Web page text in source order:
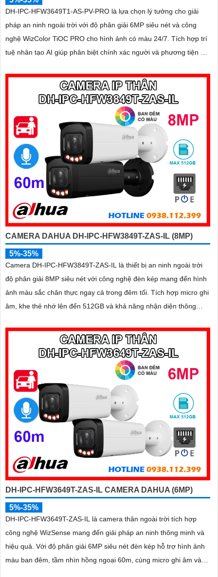
DH-IPC-HFW3649T1-AS-PV-PRO là lựa chọn lý tưởng cho giải
pháp an ninh ngoài trời với độ phân giải 6MP siêu nét và công
nghệ WizColor TiOC PRO cho hình ảnh có màu 24/7. Tích hợp trí
tuệ nhân tạo AI giúp phân biệt chính xác người và phương tiện hỗ
512GB
CAMERA DAHUA DH-IPC-HFW3849T-ZAS-IL (8MP)
5%-35%
Camera DH-IPC-HFW3849T-ZAS-IL là thiết bị an ninh ngoài trời
độ phân giải 8MP siêu nét với công nghệ đèn kép mang đến hình
ảnh màu sắc chân thực ngay cả trong đêm tối. Tích hợp micro ghi
âm, khe thẻ nhớ lên đến 512GB và khả năng nhận diện thông
quả giám sát với thiết kế chuẩn IP67 chống bụi nước và hỗ trợ
DH-IPC-HFW3649T-ZAS-IL CAMERA DAHUA (6MP)
5%-35%
DH-IPC-HFW3649T-ZAS-IL là camera thân ngoài trời tích hợp
công nghệ WizSense mang đến giải pháp an ninh thông minh và
hiệu quả. Với độ phân giải 6MP siêu nét đèn kép hỗ trợ hình ảnh
màu ban đêm, tầm nhìn hồng ngoại 60m, cùng micro ghi âm và